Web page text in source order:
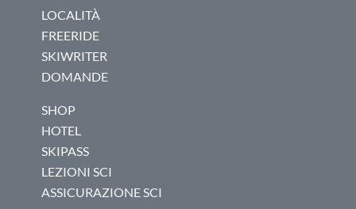
LOCALITÀ
FREERIDE
SKIWRITER
DOMANDE
SHOP
HOTEL
SKIPASS
LEZIONI SCI
ASSICURAZIONE SCI